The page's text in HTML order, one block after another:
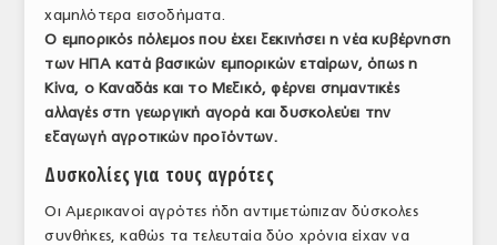
ΠΡΩΤΕΣ ΥΛΕΣ
ΕΞΟΠΛΙΣΜΟΣ
ΥΠΗΡΕΣΙΕΣ
ΕΜΠΟΡΙΚΟΙ ΑΝΤΙΠΡΟΣΩΠΟΙ
ΝΟΜΟΘΕΣΙΑ
χαμηλότερα εισοδήματα.
Ο εμπορικός πόλεμος που έχει ξεκινήσει η νέα κυβέρνηση
των ΗΠΑ κατά βασικών εμπορικών εταίρων, όπως η
Κίνα, ο Καναδάς και το Μεξικό, φέρνει σημαντικές
αλλαγές στη γεωργική αγορά και δυσκολεύει την
εξαγωγή αγροτικών προϊόντων.
Δυσκολίες για τους αγρότες
Οι Αμερικανοί αγρότες ήδη αντιμετώπιζαν δύσκολες
συνθήκες, καθώς τα τελευταία δύο χρόνια είχαν να